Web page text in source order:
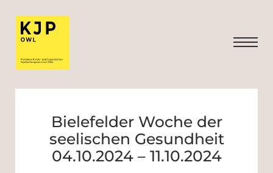
Bielefelder Woche der
seelischen Gesundheit
04.10.2024 – 11.10.2024